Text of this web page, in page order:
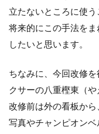
立たないところに使う
将来的にこの手法を
したいと思います。
ちなみに、今回改修
クサーの八重樫東（
改修前は外の看板か
写真やチャンピオンベ